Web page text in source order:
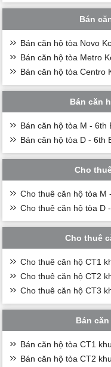
Bán
Bán căn hộ tòa Novo
Bán căn hộ tòa Metro
Bán căn hộ tòa Centro
Bán căn
Bán căn hộ tòa M - 6th
Bán căn hộ tòa D - 6th
Cho
Cho thuê căn hộ tòa M
Cho thuê căn hộ tòa D
Cho thuê
Cho thuê căn hộ CT1
Cho thuê căn hộ CT2
Cho thuê căn hộ CT3
Bán
Bán căn hộ tòa CT1
Bán căn hộ tòa CT2